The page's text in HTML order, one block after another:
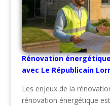
Rénovation
avec Le Républicain
Les enjeux de la
rénovation énergétique